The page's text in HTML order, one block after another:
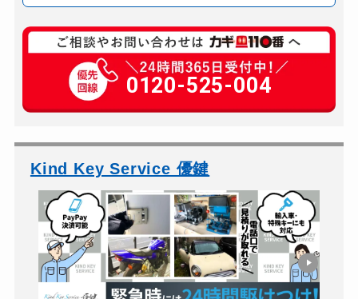
玄関カギ修理 5,500円～
玄関カギ作成 別途お見積り
玄関カギ交換 10,000円～
金庫カギ修理
金庫カギ交換 別途お見積り
ロッカーカギ開け 5,500円～
ドアノブカギ開け 10,000円～
ドアノブカギ交換 15,000円～
0120-525-004
Kind Key Service 優鍵